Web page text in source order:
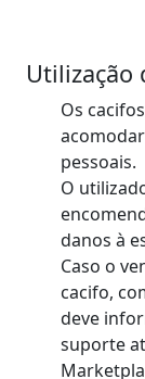
Utilização
Os
pessoais.
O
danos à
Caso o
cacifo,
deve
suporte